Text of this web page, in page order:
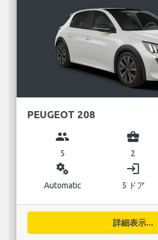
PEUGEOT 208
group
5
business_center
2
miscellaneous_services
Automatic
login
5 ドア
詳細表示...